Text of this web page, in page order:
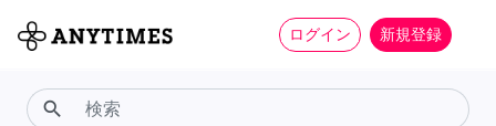
ログイン 新規登録
search